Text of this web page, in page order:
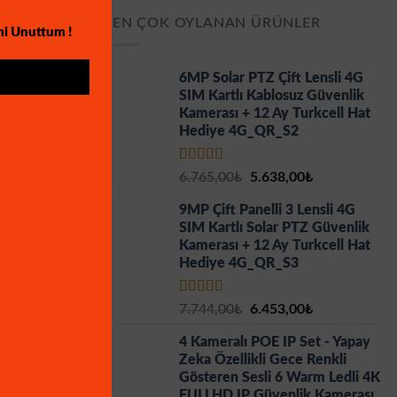
EN ÇOK OYLANAN ÜRÜNLER
6MP Solar PTZ Çift Lensli 4G
SIM Kartlı Kablosuz Güvenlik
Kamerası + 12 Ay Turkcell Hat
Hediye 4G_QR_S2
5 üzerinden
6.765,00₺
Orijinal
6.765,00₺.
5.638,00₺Şu
fiyat:
5.638,00₺.
9MP Çift Panelli 3 Lensli 4G
SIM Kartlı Solar PTZ Güvenlik
Kamerası + 12 Ay Turkcell Hat
Hediye 4G_QR_S3
5 üzerinden
7.744,00₺
Orijinal
7.744,00₺.
6.453,00₺Şu
fiyat:
6.453,00₺.
4 Kameralı POE IP Set - Yapay
Zeka Özellikli Gece Renkli
Gösteren Sesli 6 Warm Ledli 4K
Unuttum !